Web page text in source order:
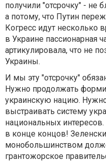
получили "отсрочку" - не
а потому, что Путин
Когресс идут несколько
в Украине пассионарная
артикулировала, что не
Украины.
И мы эту "отсрочку"
Нужно продолжать
украинскую нацию.
выстраивать систему
национальных
в конце концов!
монобольшинством
грантожорское